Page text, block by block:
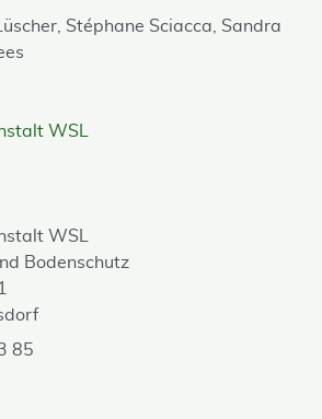
Stéphane Sciacca, Sandra
WSL
WSL
Bodenschutz
85